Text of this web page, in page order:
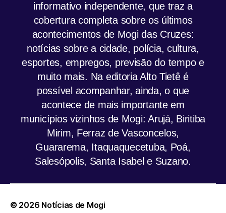
informativo independente, que traz a
cobertura completa sobre os últimos
acontecimentos de Mogi das Cruzes:
notícias sobre a cidade, polícia, cultura,
esportes, empregos, previsão do tempo e
muito mais. Na editoria Alto Tietê é
possível acompanhar, ainda, o que
acontece de mais importante em
municípios vizinhos de Mogi: Arujá, Biritiba
Mirim, Ferraz de Vasconcelos,
Guararema, Itaquaquecetuba, Poá,
Salesópolis, Santa Isabel e Suzano.
© 2026 Notícias de Mogi